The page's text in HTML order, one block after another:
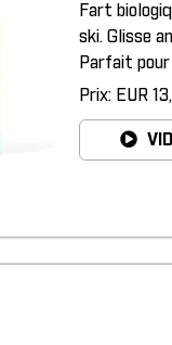
Fart
ski. Glisse
Parfait
Prix: EUR